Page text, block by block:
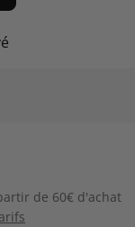
de 60€ d'achat